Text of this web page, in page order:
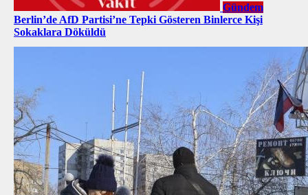
Gündem
Berlin’de AfD Partisi’ne Tepki Gösteren Binlerce Kişi
Sokaklara Döküldü